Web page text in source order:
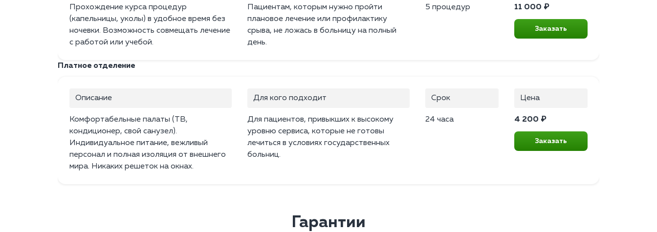
Прохождение курса процедур
(капельницы, уколы) в удобное время без
ночевки. Возможность совмещать лечение
с работой или учебой.
Пациентам, которым нужно пройти
плановое лечение или профилактику
срыва, не ложась в больницу на полный
день.
5 процедур 11 000 ₽
Заказать
Платное отделение
Описание
Комфортабельные палаты (ТВ,
кондиционер, свой санузел).
Индивидуальное питание, вежливый
персонал и полная изоляция от внешнего
мира. Никаких решеток на окнах.
Для кого подходит
Для пациентов, привыкших к высокому
уровню сервиса, которые не готовы
лечиться в условиях государственных
больниц.
Срок
24 часа
Цена
4 200 ₽
Заказать
Гарантии